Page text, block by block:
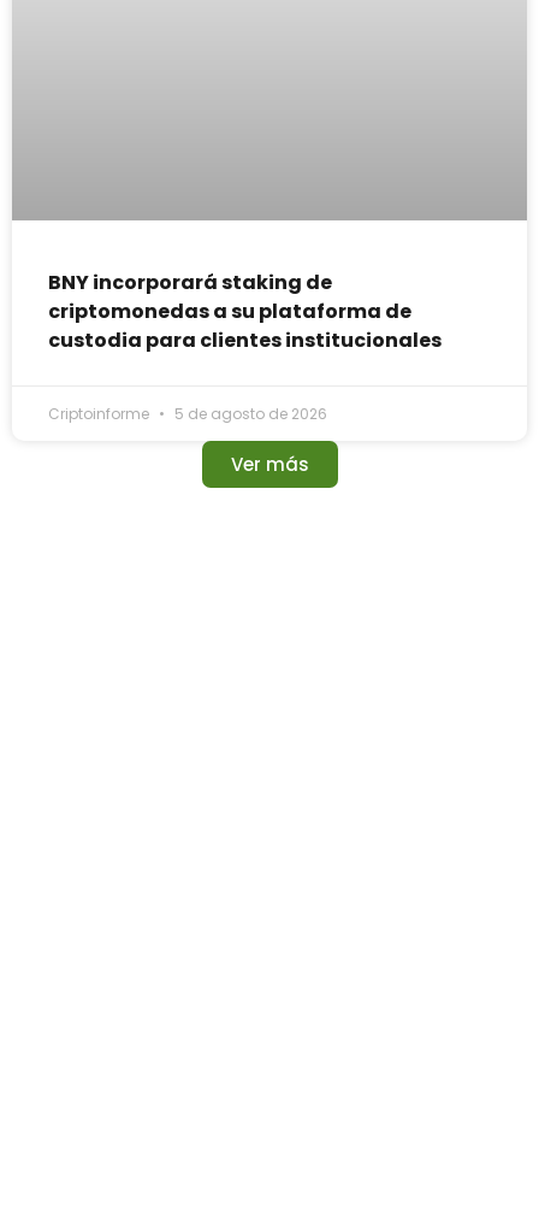
BNY incorporará staking de
criptomonedas a su plataforma de
custodia para clientes institucionales
Criptoinforme 5 de agosto de 2026
Ver más